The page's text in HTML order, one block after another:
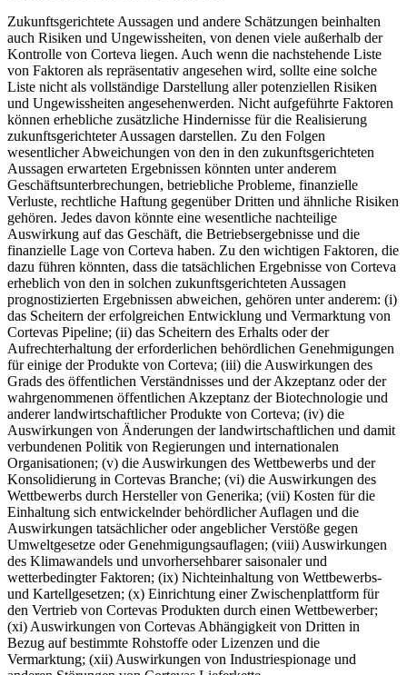
Zukunftsgerichtete Aussagen und andere Schätzungen beinhalten
auch Risiken und Ungewissheiten, von denen viele außerhalb der
Kontrolle von Corteva liegen. Auch wenn die nachstehende Liste
von Faktoren als repräsentativ angesehen wird, sollte eine solche
Liste nicht als vollständige Darstellung aller potenziellen Risiken
und Ungewissheiten angesehenwerden. Nicht aufgeführte Faktoren
können erhebliche zusätzliche Hindernisse für die Realisierung
zukunftsgerichteter Aussagen darstellen. Zu den Folgen
wesentlicher Abweichungen von den in den zukunftsgerichteten
Aussagen erwarteten Ergebnissen könnten unter anderem
Geschäftsunterbrechungen, betriebliche Probleme, finanzielle
Verluste, rechtliche Haftung gegenüber Dritten und ähnliche Risiken
gehören. Jedes davon könnte eine wesentliche nachteilige
Auswirkung auf das Geschäft, die Betriebsergebnisse und die
finanzielle Lage von Corteva haben. Zu den wichtigen Faktoren, die
dazu führen könnten, dass die tatsächlichen Ergebnisse von Corteva
erheblich von den in solchen zukunftsgerichteten Aussagen
prognostizierten Ergebnissen abweichen, gehören unter anderem: (i)
das Scheitern der erfolgreichen Entwicklung und Vermarktung von
Cortevas Pipeline; (ii) das Scheitern des Erhalts oder der
Aufrechterhaltung der erforderlichen behördlichen Genehmigungen
für einige der Produkte von Corteva; (iii) die Auswirkungen des
Grads des öffentlichen Verständnisses und der Akzeptanz oder der
wahrgenommenen öffentlichen Akzeptanz der Biotechnologie und
anderer landwirtschaftlicher Produkte von Corteva; (iv) die
Auswirkungen von Änderungen der landwirtschaftlichen und damit
verbundenen Politik von Regierungen und internationalen
Organisationen; (v) die Auswirkungen des Wettbewerbs und der
Konsolidierung in Cortevas Branche; (vi) die Auswirkungen des
Wettbewerbs durch Hersteller von Generika; (vii) Kosten für die
Einhaltung sich entwickelnder behördlicher Auflagen und die
Auswirkungen tatsächlicher oder angeblicher Verstöße gegen
Umweltgesetze oder Genehmigungsauflagen; (viii) Auswirkungen
des Klimawandels und unvorhersehbarer saisonaler und
wetterbedingter Faktoren; (ix) Nichteinhaltung von Wettbewerbs-
und Kartellgesetzen; (x) Einrichtung einer Zwischenplattform für
den Vertrieb von Cortevas Produkten durch einen Wettbewerber;
(xi) Auswirkungen von Cortevas Abhängigkeit von Dritten in
Bezug auf bestimmte Rohstoffe oder Lizenzen und die
Vermarktung; (xii) Auswirkungen von Industriespionage und